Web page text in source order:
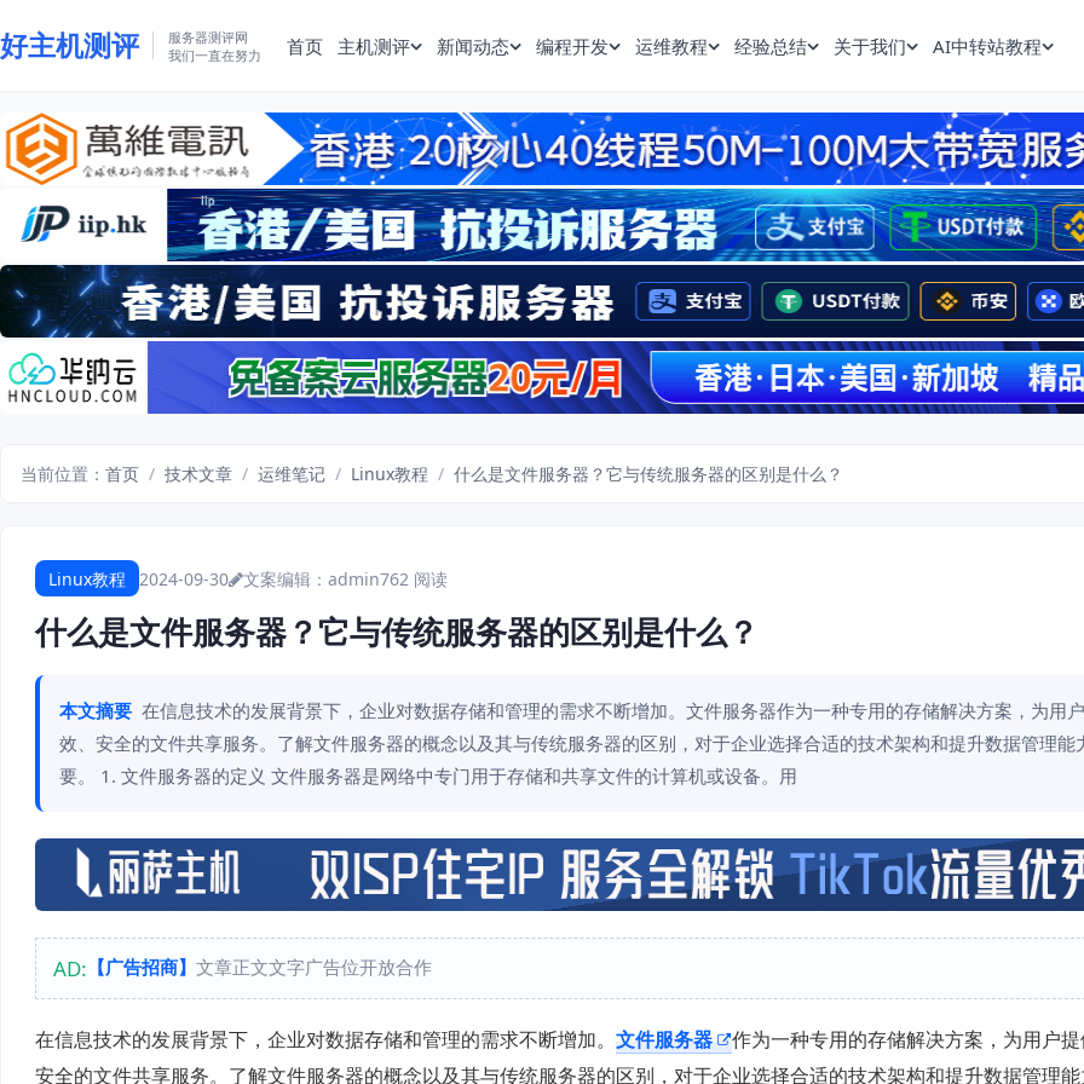
好主机测评
服务器测评网
我们一直在努力
首页 主机测评 新闻动态 编程开发 运维教程 经验总结 关于我们 AI中转站教程
当前位置： 首页 / 技术文章 / 运维笔记 / Linux教程 / 什么是文件服务器？它与传统服务器的区别是什么？
Linux教程 2024-09-30 文案编辑：admin762 阅读
什么是文件服务器？它与传统服务器的区别是什么？
本文摘要 在信息技术的发展背景下，企业对数据存储和管理的需求不断增加。文件服务器作为一种专用的存储解决方案，为用
效、安全的文件共享服务。了解文件服务器的概念以及其与传统服务器的区别，对于企业选择合适的技术架构和提升数据管理能
要。 1. 文件服务器的定义 文件服务器是网络中专门用于存储和共享文件的计算机或设备。用
AD: 【广告招商】 文章正文文字广告位开放合作
在信息技术的发展背景下，企业对数据存储和管理的需求不断增加。 文件服务器
作为一种专用的存储解决方案，为用户
安全的文件共享服务。了解文件服务器的概念以及其与传统服务器的区别，对于企业选择合适的技术架构和提升数据管理